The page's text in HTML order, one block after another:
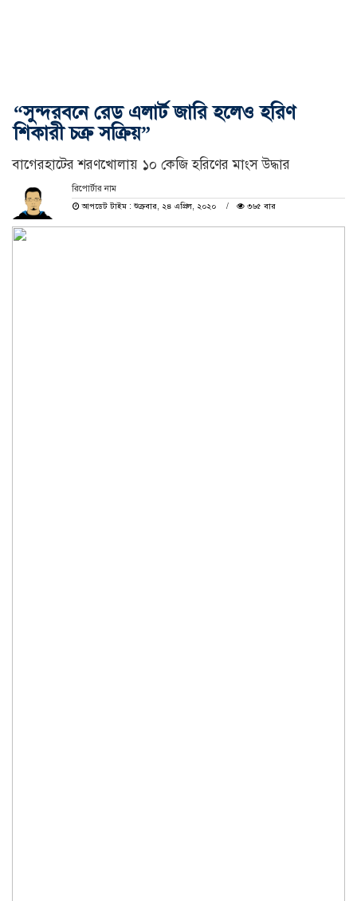
“সুন্দরবনে রেড এলার্ট জারি হলেও হরিণ
শিকারী চক্র সক্রিয়”
বাগেরহাটের শরণখোলায় ১০ কেজি হরিণের মাংস উদ্ধার
রিপোর্টার নাম
আপডেট টাইম : শুক্রবার, ২৪ এপ্রিল, ২০২০
৩৬৫ বার